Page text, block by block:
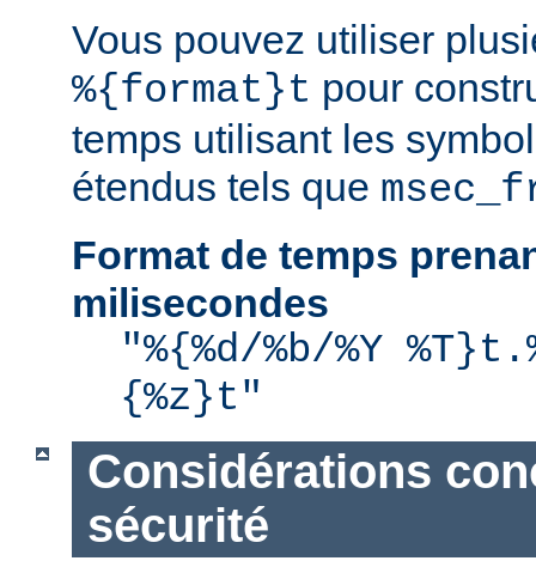
Vous pouvez utiliser
%{format}t pour
temps utilisant les
étendus tels que
Format de temps
milisecondes
"%{%d/%b/%Y
{%z}t"
Considérations
sécurité